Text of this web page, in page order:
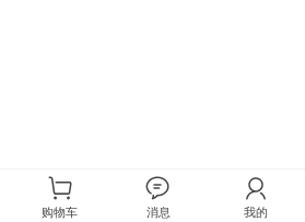
购物车 消息 我的